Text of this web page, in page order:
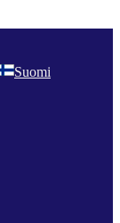
Suomi